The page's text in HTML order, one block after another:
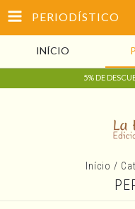
PERIODÍSTICO
INÍCIO
5% DE
Início /